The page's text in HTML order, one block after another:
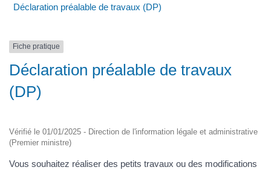
Déclaration préalable de travaux (DP)
Fiche pratique
Déclaration préalable de travaux
(DP)
Vérifié le 01/01/2025 - Direction de l'information légale et administrative
(Premier ministre)
Vous souhaitez réaliser des petits travaux ou des modifications